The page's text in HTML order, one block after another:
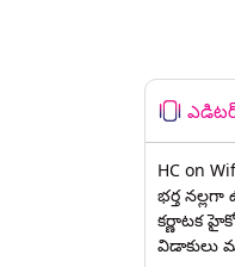
HC on
భర్త
కర్ణాటక
విడాకులు